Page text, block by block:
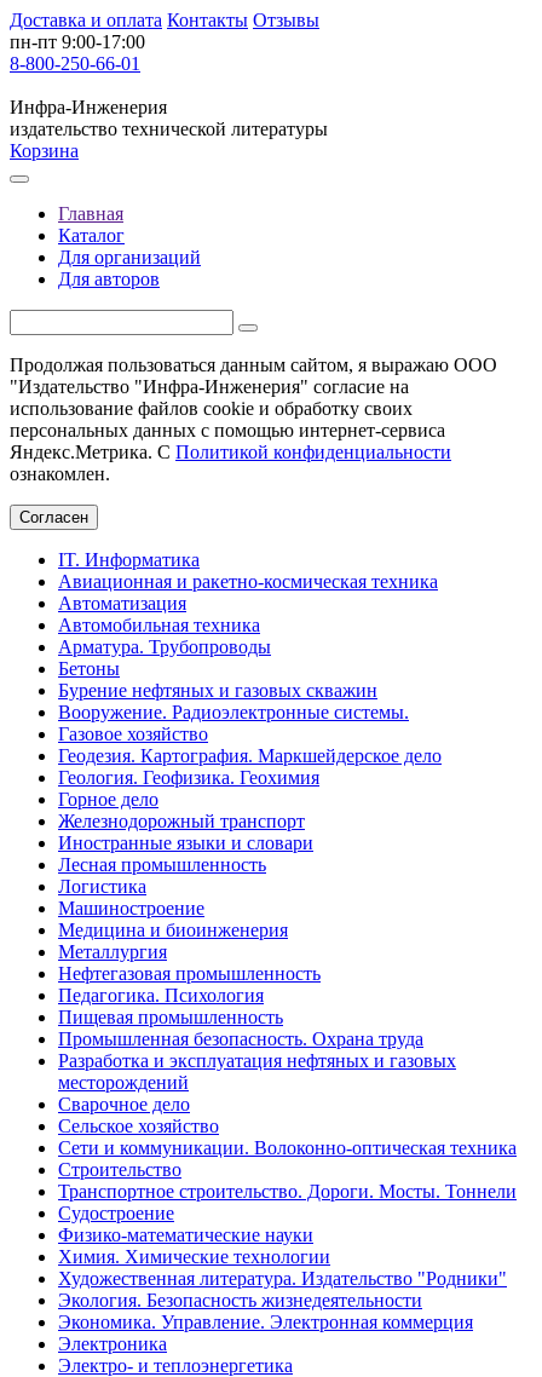
Доставка и оплата Контакты Отзывы
пн-пт 9:00-17:00
8-800-250-66-01
Инфра-Инженерия
издательство технической литературы
Корзина
Главная
Каталог
Для организаций
Для авторов
Продолжая пользоваться данным сайтом, я выражаю ООО
"Издательство "Инфра-Инженерия" согласие на
использование файлов cookie и обработку своих
персональных данных с помощью интернет-сервиса
Яндекс.Метрика. С Политикой конфиденциальности
ознакомлен.
Согласен
IT. Информатика
Авиационная и ракетно-космическая техника
Автоматизация
Автомобильная техника
Арматура. Трубопроводы
Бетоны
Бурение нефтяных и газовых скважин
Вооружение. Радиоэлектронные системы.
Газовое хозяйство
Геодезия. Картография. Маркшейдерское дело
Геология. Геофизика. Геохимия
Горное дело
Железнодорожный транспорт
Иностранные языки и словари
Лесная промышленность
Логистика
Машиностроение
Медицина и биоинженерия
Металлургия
Нефтегазовая промышленность
Педагогика. Психология
Пищевая промышленность
Промышленная безопасность. Охрана труда
Разработка и эксплуатация нефтяных и газовых
месторождений
Сварочное дело
Сельское хозяйство
Сети и коммуникации. Волоконно-оптическая техника
Строительство
Транспортное строительство. Дороги. Мосты. Тоннели
Судостроение
Физико-математические науки
Химия. Химические технологии
Художественная литература. Издательство "Родники"
Экология. Безопасность жизнедеятельности
Экономика. Управление. Электронная коммерция
Электроника
Электро- и теплоэнергетика